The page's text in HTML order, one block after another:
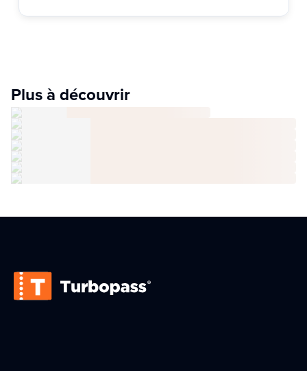
Plus à découvrir